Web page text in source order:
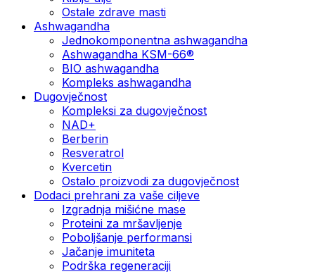
Ostale zdrave masti
Ashwagandha
Jednokomponentna ashwagandha
Ashwagandha KSM-66®
BIO ashwagandha
Kompleks ashwagandha
Dugovječnost
Kompleksi za dugovječnost
NAD+
Berberin
Resveratrol
Kvercetin
Ostalo proizvodi za dugovječnost
Dodaci prehrani za vaše ciljeve
Izgradnja mišićne mase
Proteini za mršavljenje
Poboljšanje performansi
Jačanje imuniteta
Podrška regeneraciji